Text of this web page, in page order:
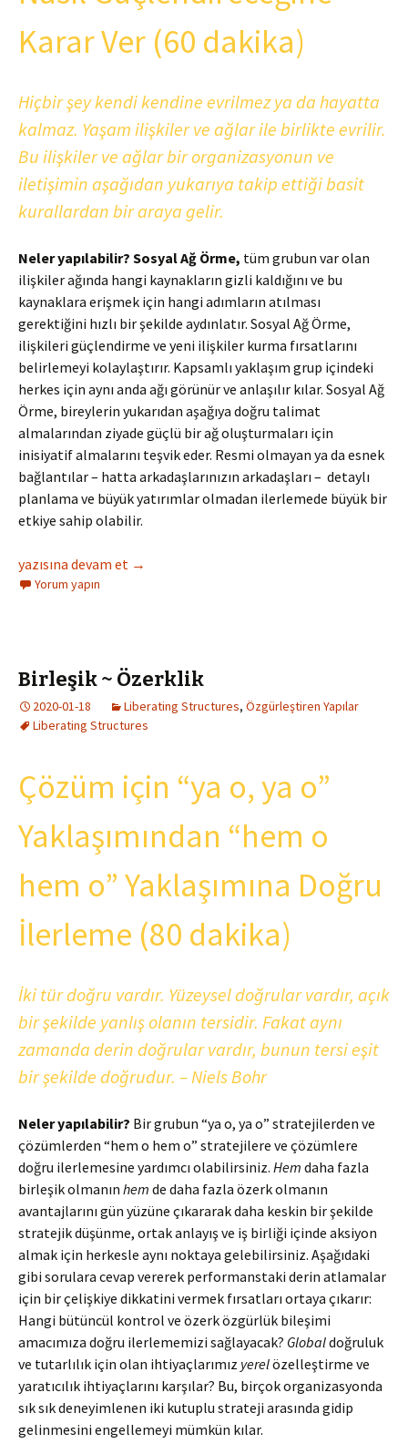
Karar Ver (60 dakika)
Hiçbir şey kendi kendine evrilmez ya da hayatta
kalmaz. Yaşam ilişkiler ve ağlar ile birlikte evrilir.
Bu ilişkiler ve ağlar bir organizasyonun ve
iletişimin aşağıdan yukarıya takip ettiği basit
kurallardan bir araya gelir.
Neler yapılabilir? Sosyal Ağ Örme, tüm grubun var olan
ilişkiler ağında hangi kaynakların gizli kaldığını ve bu
kaynaklara erişmek için hangi adımların atılması
gerektiğini hızlı bir şekilde aydınlatır. Sosyal Ağ Örme,
ilişkileri güçlendirme ve yeni ilişkiler kurma fırsatlarını
belirlemeyi kolaylaştırır. Kapsamlı yaklaşım grup içindeki
herkes için aynı anda ağı görünür ve anlaşılır kılar. Sosyal Ağ
Örme, bireylerin yukarıdan aşağıya doğru talimat
almalarından ziyade güçlü bir ağ oluşturmaları için
inisiyatif almalarını teşvik eder. Resmi olmayan ya da esnek
bağlantılar – hatta arkadaşlarınızın arkadaşları – detaylı
planlama ve büyük yatırımlar olmadan ilerlemede büyük bir
etkiye sahip olabilir.
Sosyal Ağ Örme
yazısına devam et →
Yorum yapın
Birleşik ~ Özerklik
2020-01-18 Liberating Structures, Özgürleştiren Yapılar
Liberating Structures
Çözüm için “ya o, ya o”
Yaklaşımından “hem o
hem o” Yaklaşımına Doğru
İlerleme (80 dakika)
İki tür doğru vardır. Yüzeysel doğrular vardır, açık
bir şekilde yanlış olanın tersidir. Fakat aynı
zamanda derin doğrular vardır, bunun tersi eşit
bir şekilde doğrudur. – Niels Bohr
Neler yapılabilir? Bir grubun “ya o, ya o” stratejilerden ve
çözümlerden “hem o hem o” stratejilere ve çözümlere
doğru ilerlemesine yardımcı olabilirsiniz. Hem daha fazla
birleşik olmanın hem de daha fazla özerk olmanın
avantajlarını gün yüzüne çıkararak daha keskin bir şekilde
stratejik düşünme, ortak anlayış ve iş birliği içinde aksiyon
almak için herkesle aynı noktaya gelebilirsiniz. Aşağıdaki
gibi sorulara cevap vererek performanstaki derin atlamalar
için bir çelişkiye dikkatini vermek fırsatları ortaya çıkarır:
Hangi bütüncül kontrol ve özerk özgürlük bileşimi
amacımıza doğru ilerlememizi sağlayacak? Globaldoğruluk
ve tutarlılık için olan ihtiyaçlarımız yerelözelleştirme ve
yaratıcılık ihtiyaçlarını karşılar? Bu, birçok organizasyonda
sık sık deneyimlenen iki kutuplu strateji arasında gidip
gelinmesini engellemeyi mümkün kılar.